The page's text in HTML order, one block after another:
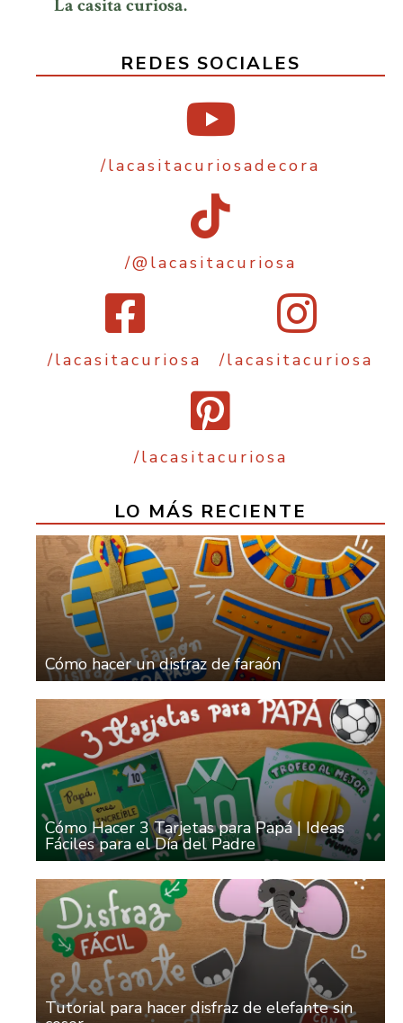
La casita curiosa.
REDES SOCIALES
/lacasitacuriosadecora
/@lacasitacuriosa
/lacasitacuriosa /lacasitacuriosa
/lacasitacuriosa
LO MÁS RECIENTE
Cómo hacer un disfraz de faraón
Cómo Hacer 3 Tarjetas para Papá | Ideas
Fáciles para el Día del Padre
Tutorial para hacer disfraz de elefante sin